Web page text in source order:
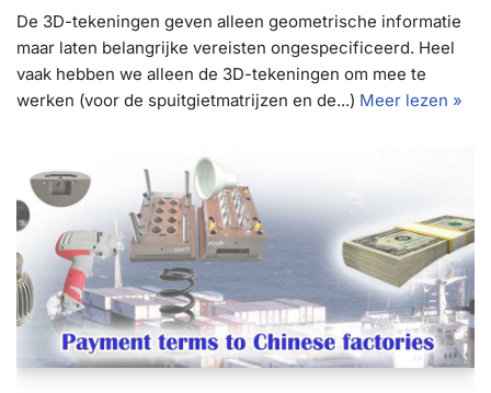
De 3D-tekeningen geven alleen geometrische informatie
maar laten belangrijke vereisten ongespecificeerd. Heel
vaak hebben we alleen de 3D-tekeningen om mee te
werken (voor de spuitgietmatrijzen en de...) Meer lezen »